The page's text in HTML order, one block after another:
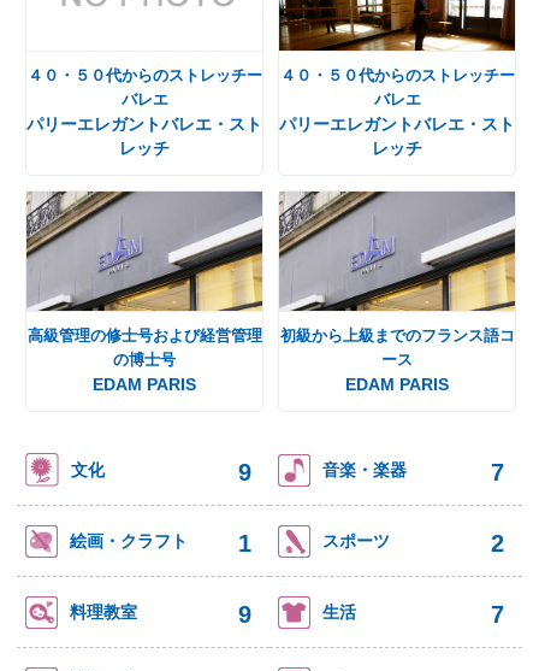
４０・５０代からのストレッチー
バレエ
パリーエレガントバレエ・スト
レッチ
４０・５０代からのストレッチー
バレエ
パリーエレガントバレエ・スト
レッチ
高級管理の修士号および経営管理
の博士号
EDAM PARIS
初級から上級までのフランス語コ
ース
EDAM PARIS
文化 9 音楽・楽器 7
絵画・クラフト 1 スポーツ 2
料理教室 9 生活 7